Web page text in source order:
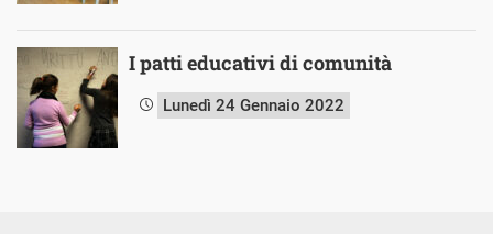
I patti educativi di comunità
Lunedì 24 Gennaio 2022